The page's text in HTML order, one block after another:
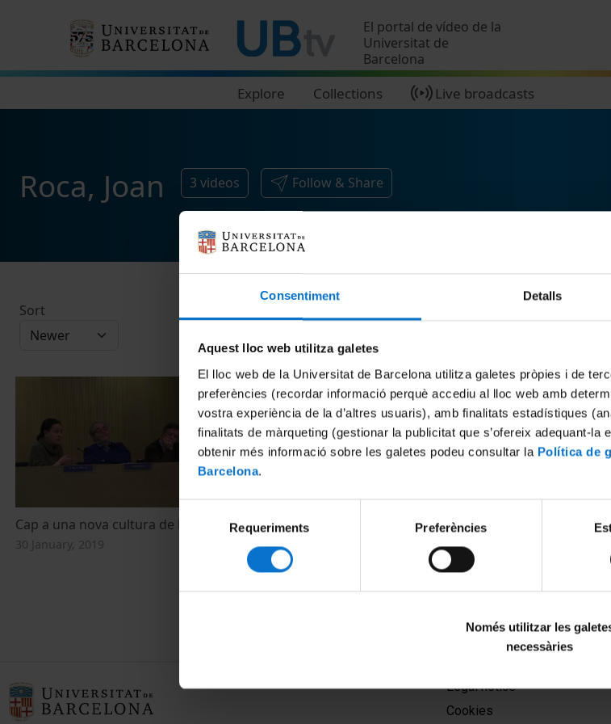
Consentiment Detalls
Aquest lloc web utilitza galetes
El lloc web de la Universitat de Barcelona utilitza galetes pròpies i de
preferències (recordar informació perquè accediu al lloc web amb
vostra experiència de la d’altres usuaris), amb finalitats estadístiques
finalitats de màrqueting (gestionar la publicitat que s’ofereix adequant-
obtenir més informació sobre les galetes podeu consultar la Política de
Barcelona.
Selecció
de
consentiment
Requeriments Preferències
Només utilitzar les
necessàries
El portal de vídeo de la
Universitat de
Barcelona
Explore Collections Live broadcasts
Roca, Joan 3 videos Follow & Share
Sort
Cap a una nova cultura de l’espai públic?
30 January, 2019
Inauguració de les 13es Jornades IRCVM
de Cultures Medievals
22 May, 2015
Acte
web de
Legal notice
Cookies